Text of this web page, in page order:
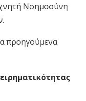
Νοημοσύνη
προηγούμενα